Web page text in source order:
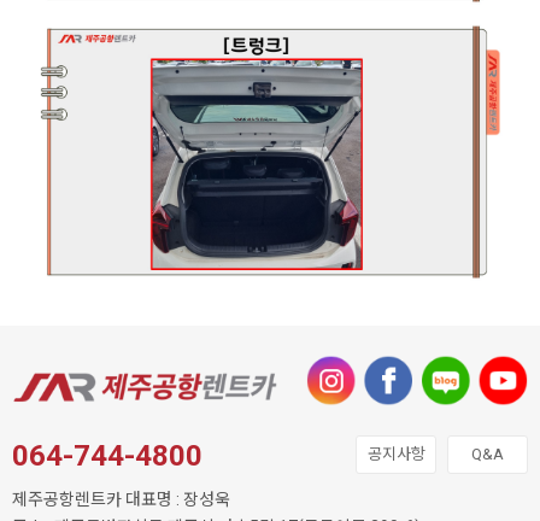
064-744-4800 공지사항 Q&A
제주공항렌트카 대표명 : 장성욱